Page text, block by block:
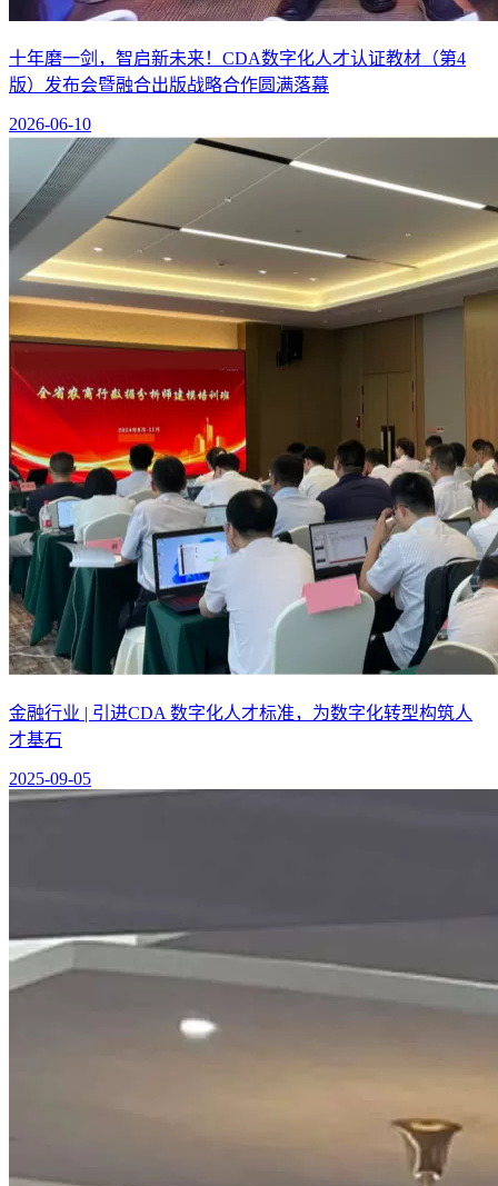
十年磨一剑，智启新未来！CDA数字化人才认证教材（第4
版）发布会暨融合出版战略合作圆满落幕
2026-06-10
金融行业 | 引进CDA 数字化人才标准，为数字化转型构筑人
才基石
2025-09-05